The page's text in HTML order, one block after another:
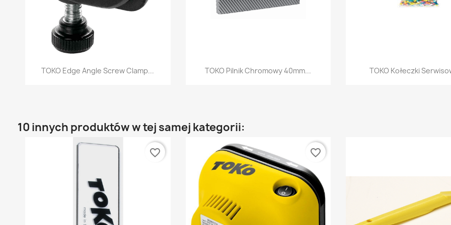
Szybki podgląd
TOKO Edge Angle Screw Clamp... Szybki podgląd
TOKO Pilnik Chromowy 40mm... Szybki
TOKO Kołeczki
10 innych produktów w tej samej kategorii:
favorite_border favorite_border